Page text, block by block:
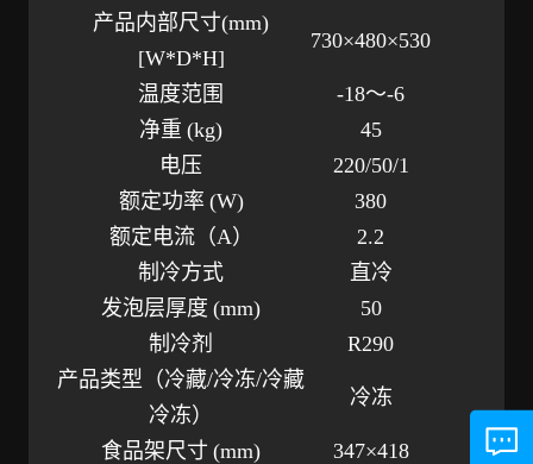
产品内部尺寸(mm)
[W*D*H]
730×480×530
温度范围
-18～-6
净重 (kg)
45
电压
220/50/1
额定功率 (W)
380
额定电流（A）
2.2
制冷方式
直冷
发泡层厚度 (mm)
50
制冷剂
R290
产品类型（冷藏/冷冻/冷藏
冷冻）
冷冻
食品架尺寸 (mm)
347×418